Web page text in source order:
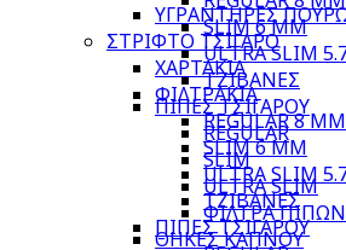
SLIM 6 MM
ULTRA SLIM
ΤΖΙΒΑΝΕΣ
ΠΙΠΕΣ ΤΣΙΓΑΡΟΥ
REGULAR
SLIM
ULTRA SLIM
ΦΙΛΤΡΑ
ΘΗΚΕΣ ΚΑΠΝΟΥ
ΥΓΡΑΝΤΗΡΕΣ
ΣΤΡΙΦΤΟ ΤΣΙΓΑΡΟ
ΧΑΡΤΑΚΙΑ
ΦΙΛΤΡΑΚΙΑ
REGULAR 8 MM
SLIM 6 MM
ULTRA SLIM
ΤΖΙΒΑΝΕΣ
ΠΙΠΕΣ ΤΣΙΓΑΡΟΥ